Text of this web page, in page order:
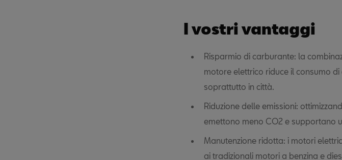
I vostri vantaggi
Risparmio di carburante: la
motore elettrico riduce il consumo
soprattutto in città.
Riduzione delle emissioni:
emettono meno CO2 e supportano
Manutenzione ridotta: i motori
ai tradizionali motori a benzina e